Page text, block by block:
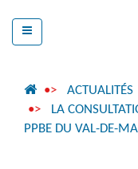
ACTUALITÉS
LA
PPBE DU VAL-DE-